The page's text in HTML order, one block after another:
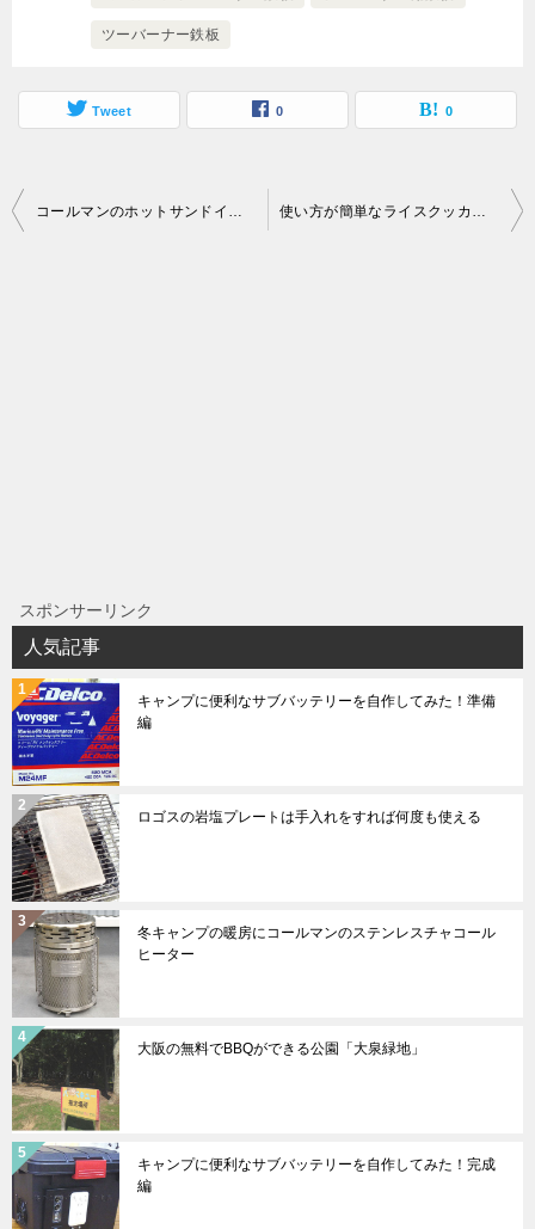
ツーバーナー鉄板
Tweet 0 0
投
コールマンのホットサンドイッチクッカーでホットサンドを作る 使い方が簡単なライスクッカーDXミニでご飯を炊いてみた
スポンサーリンク
人気記事
キャンプに便利なサブバッテリーを自作してみた！準備
編
ロゴスの岩塩プレートは手入れをすれば何度も使える
冬キャンプの暖房にコールマンのステンレスチャコール
ヒーター
大阪の無料でBBQができる公園「大泉緑地」
キャンプに便利なサブバッテリーを自作してみた！完成
編